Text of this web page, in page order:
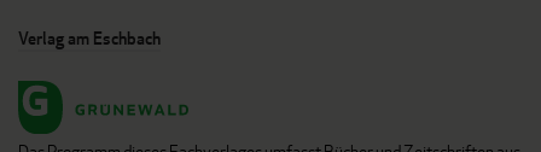
Verlag am Eschbach